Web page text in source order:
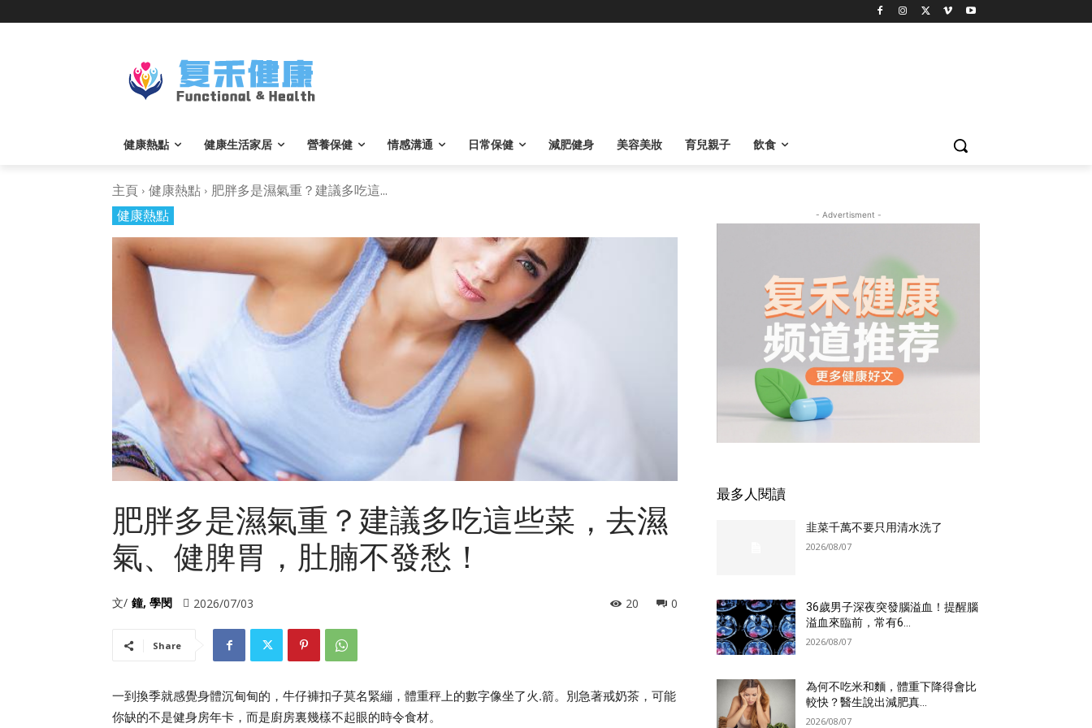
健康熱點 健康生活家居 營養保健 情感溝通 日常保健 減肥健身 美容美妝 育兒親子 飲食
主頁 健康熱點
肥胖多是濕氣重？建議多吃這...
健康熱點
肥胖多是濕氣重？建議多吃這些菜，去濕
氣、健脾胃，肚腩不發愁！
文/ 鐘, 學閔 2026/07/03 0
20
Share
一到換季就感覺身體沉甸甸的，牛仔褲扣子莫名緊繃，體重秤上的數字像坐了火.箭。別急著戒奶茶，可能
你缺的不是健身房年卡，而是廚房裏幾樣不起眼的時令食材。
- Advertisment -
最多人閱讀
韭菜千萬不要只用清水洗了
2026/08/07
36歲男子深夜突發腦溢血！提醒腦
溢血來臨前，常有6...
2026/08/07
為何不吃米和麵，體重下降得會比
較快？醫生說出減肥真...
2026/08/07